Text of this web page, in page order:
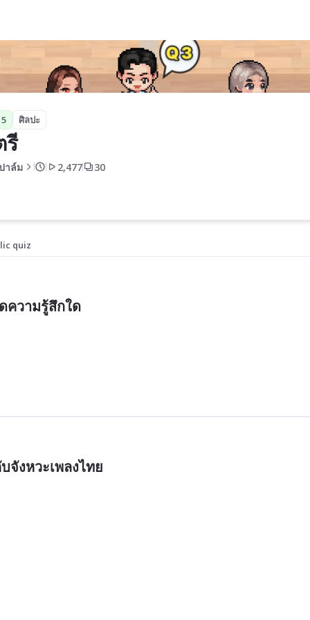
ศิลปะ
รี
าล์ม 2,477 30
quiz
ความรู้สึกใด
จังหวะเพลงไทย